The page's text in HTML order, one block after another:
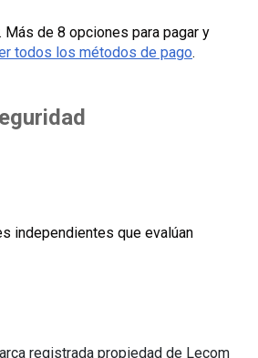
Más de 8 opciones para pagar y
todos los métodos de pago.
independientes que evalúan
registrada propiedad de Lecom